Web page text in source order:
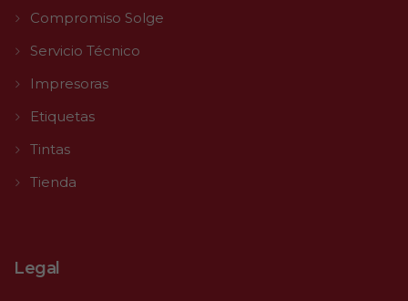
Compromiso Solge
Servicio Técnico
Impresoras
Etiquetas
Tintas
Tienda
Legal